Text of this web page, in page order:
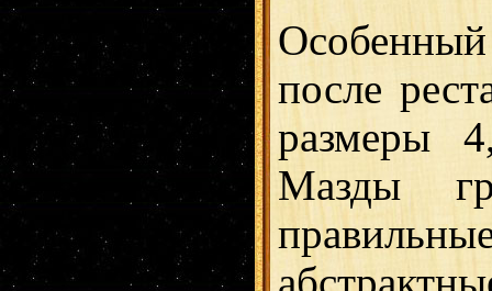
после
размеры
Мазды